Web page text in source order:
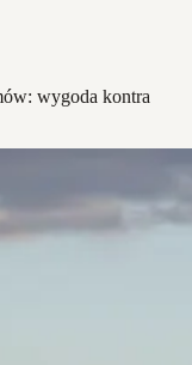
wygoda kontra